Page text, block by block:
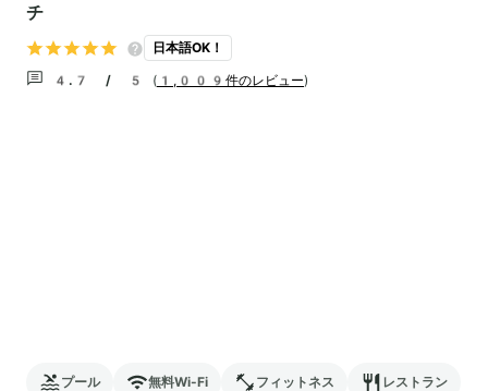
チ
日本語OK！
4.7 / 5 ( 1,009件のレビュー)
プール 無料Wi-Fi フィットネス レストラン